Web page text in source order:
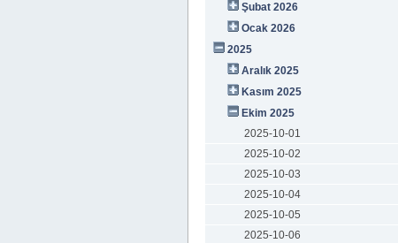
Şubat 2026
Ocak 2026
2025
Aralık 2025
Kasım 2025
Ekim 2025
2025-10-01
2025-10-02
2025-10-03
2025-10-04
2025-10-05
2025-10-06